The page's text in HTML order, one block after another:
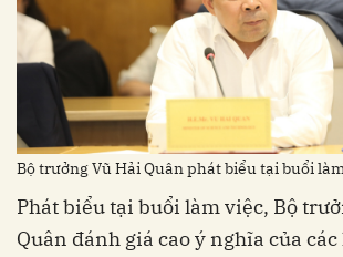
Bộ trưởng Vũ Hải Quân phát biểu tại buổi
Phát biểu tại buổi làm việc, Bộ
Quân đánh giá cao ý nghĩa của